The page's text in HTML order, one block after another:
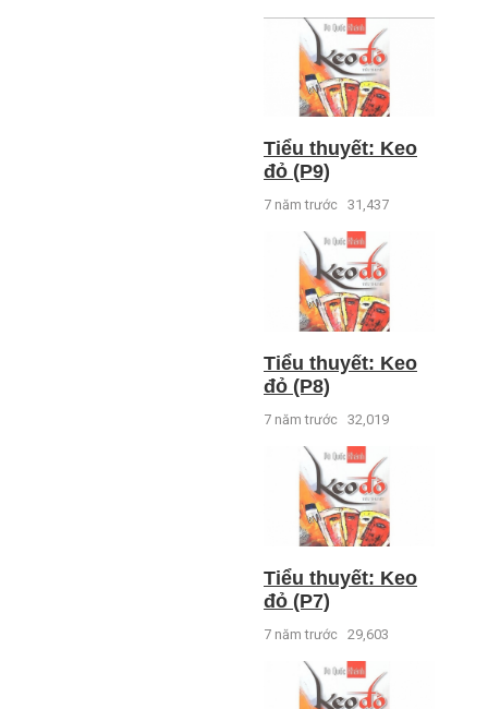
Tiểu thuyết: Keo
đỏ (P9)
7 năm trước 31,437
Tiểu thuyết: Keo
đỏ (P8)
7 năm trước 32,019
Tiểu thuyết: Keo
đỏ (P7)
7 năm trước 29,603